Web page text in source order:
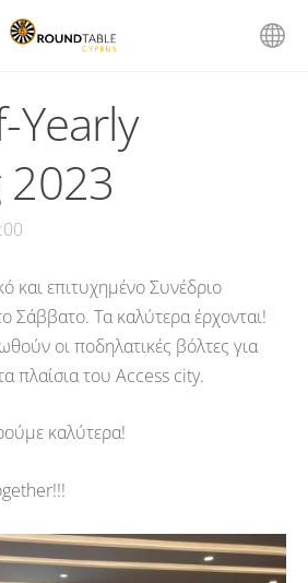
Yearly
και επιτυχημένο Συνέδριο
Σάββατο. Τα καλύτερα έρχονται!
οι ποδηλατικές βόλτες για
πλαίσια του Access city.
καλύτερα!